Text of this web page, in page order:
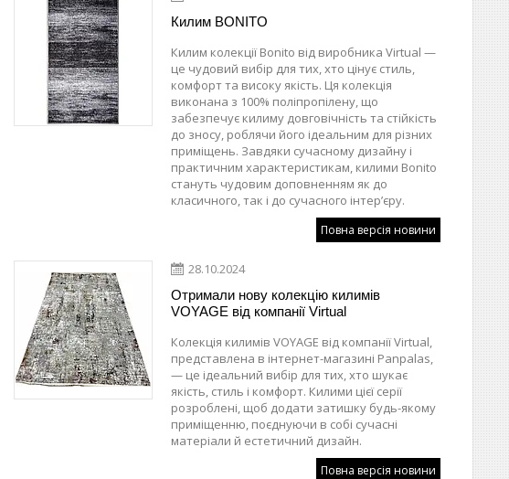
Килим BONITO
Килим колекції Bonito від виробника Virtual —
це чудовий вибір для тих, хто цінує стиль,
комфорт та високу якість. Ця колекція
виконана з 100% поліпропілену, що
забезпечує килиму довговічність та стійкість
до зносу, роблячи його ідеальним для різних
приміщень. Завдяки сучасному дизайну і
практичним характеристикам, килими Bonito
стануть чудовим доповненням як до
класичного, так і до сучасного інтер’єру.
Повна версія новини
28.10.2024
Отримали нову колекцію килимів
VOYAGE від компанії Virtual
Колекція килимів VOYAGE від компанії Virtual,
представлена в інтернет-магазині Panpalas,
— це ідеальний вибір для тих, хто шукає
якість, стиль і комфорт. Килими цієї серії
розроблені, щоб додати затишку будь-якому
приміщенню, поєднуючи в собі сучасні
матеріали й естетичний дизайн.
Повна версія новини